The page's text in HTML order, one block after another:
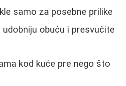
samo za posebne prilike
obuću i presvučite
kod kuće pre nego što